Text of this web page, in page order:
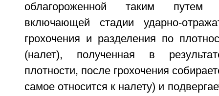
облагороженной таким путем
включающей стадии ударно-
грохочения и разделения по
(налет), полученная в
плотности, после грохочения
самое относится к налету) и